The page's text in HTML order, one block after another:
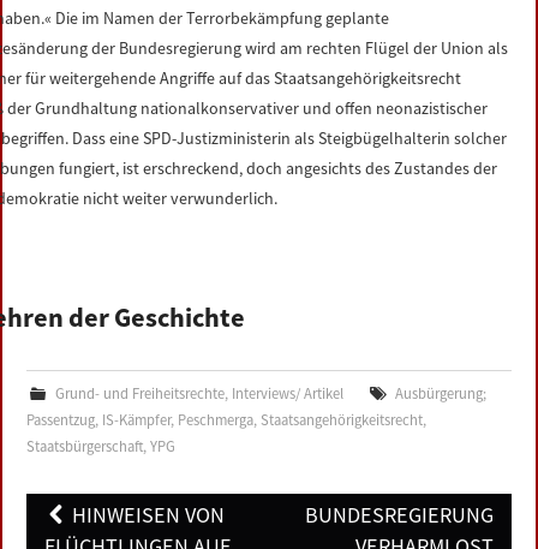
Die im Namen der Terrorbekämpfung geplante
der Bundesregierung wird am rechten Flügel der Union als
für weitergehende Angriffe auf das Staatsangehörigkeitsrecht
der Grundhaltung nationalkonservativer und offen neonazistischer
Dass eine SPD-Justizministerin als Steigbügelhalterin solcher
fungiert, ist erschreckend, doch angesichts des Zustandes der
nicht weiter verwunderlich.
der Geschichte
darf nicht entzogen werden.« Der Entzug des Passes
nie wieder als Instrument der Bestrafung missbraucht werden. Diese
galt den Müttern und Vätern des Grundgesetzes 1948 als Lehre
zu unterscheidender Verlust derselbigen dürfe nur auf
eines Gesetzes und gegen den Willen des Betroffenen nur dann
Grund- und Freiheitsrechte, Interviews/ Artikel
Ausbürgerung;
Passentzug, IS-Kämpfer, Peschmerga, Staatsangehörigkeitsrecht,
Staatsbürgerschaft,YPG
PostHINWEISEN VON
BUNDESREGIERUNG